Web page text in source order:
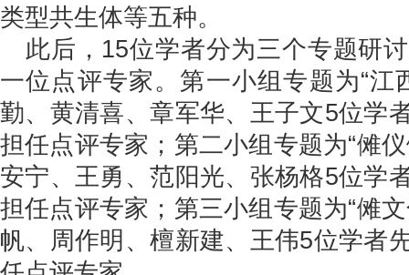
类型共生体等五种。
此后，15位学者分为三个专题研
一位点评专家。第一小组专题为“江
勤、黄清喜、章军华、王子文5位学
担任点评专家；第二小组专题为“傩
安宁、王勇、范阳光、张杨格5位学
担任点评专家；第三小组专题为“傩
帆、周作明、檀新建、王伟5位学者